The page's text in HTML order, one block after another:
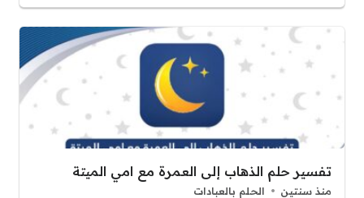
تفسير حلم الذهاب إلى العمرة مع امي الميتة
منذ سنتين الحلم بالعبادات